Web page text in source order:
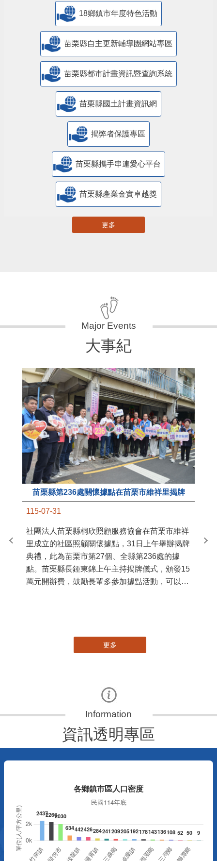
18鄉鎮市年度特色活動
苗栗縣自主更新輔導團網站專區
苗栗縣都市計畫資訊暨查詢系統
苗栗縣國土計畫資訊網
揭弊者保護專區
苗栗縣攜手串連愛心平台
苗栗縣產業金實卓越獎
更多
大事紀
苗栗縣第236處關懷據點在苗栗市維祥里揭牌
115-07-31
社團法人苗栗縣桐欣照顧服務協會在苗栗市維祥
里成立的社區照顧關懷據點，31日上午舉辦揭牌
典禮，此為苗栗市第27個、全縣第236處的據
點。苗栗縣長鍾東錦上午主持揭牌儀式，頒發15
萬元開辦費，鼓勵長輩多參加據點活動，可以更
苗
更多
資訊透明專區